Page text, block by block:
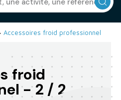
Accessoires froid professionnel
froid
- 2 / 2